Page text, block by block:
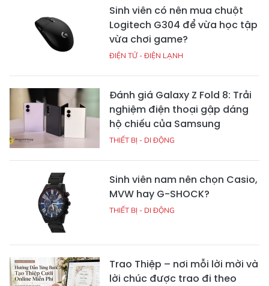
Sinh viên có nên mua chuột
Logitech G304 để vừa học tập
vừa chơi game?
ĐIỆN TỬ - ĐIỆN LẠNH
Đánh giá Galaxy Z Fold 8: Trải
nghiệm điện thoại gập dáng
hộ chiếu của Samsung
THIẾT BỊ - DI ĐỘNG
Sinh viên nam nên chọn Casio,
MVW hay G-SHOCK?
THIẾT BỊ - DI ĐỘNG
Trao Thiệp – nơi mỗi lời mời và
lời chúc được trao đi theo